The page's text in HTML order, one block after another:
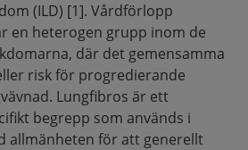
(ILD) [1]. Vårdförlopp
en heterogen grupp inom de
där det gemensamma
risk för progredierande
Lungfibros är ett
begrepp som används i
allmänheten för att generellt